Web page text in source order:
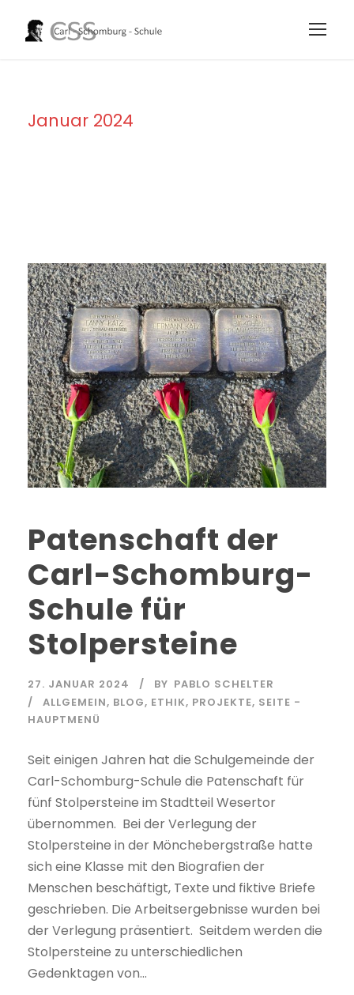
Januar 2024
Patenschaft der
Carl-Schomburg-
Schule für
Stolpersteine
27. JANUAR 2024 BY PABLO SCHELTER
ALLGEMEIN, BLOG, ETHIK, PROJEKTE, SEITE -
HAUPTMENÜ
Seit einigen Jahren hat die Schulgemeinde der
Carl-Schomburg-Schule die Patenschaft für
fünf Stolpersteine im Stadtteil Wesertor
übernommen. Bei der Verlegung der
Stolpersteine in der Mönchebergstraße hatte
sich eine Klasse mit den Biografien der
Menschen beschäftigt, Texte und fiktive Briefe
geschrieben. Die Arbeitsergebnisse wurden bei
der Verlegung präsentiert. Seitdem werden die
Stolpersteine zu unterschiedlichen
Gedenktagen von...